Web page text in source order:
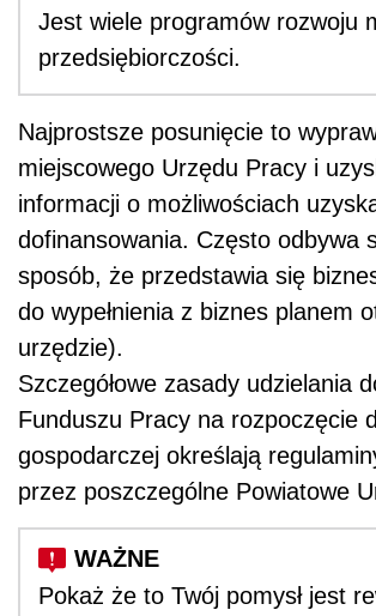
Jest wiele programów rozwoju
przedsiębiorczości.
Najprostsze posunięcie to
miejscowego Urzędu Pracy i
informacji o możliwościach
dofinansowania. Często odbywa
sposób, że przedstawia się
do wypełnienia z biznes planem
urzędzie).
Szczegółowe zasady udzielania
Funduszu Pracy na rozpoczęcie
gospodarczej określają
przez poszczególne Powiatowe
Pokaż że to Twój pomysł jest